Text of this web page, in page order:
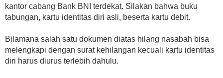
kantor cabang Bank BNI terdekat. Silakan bahwa buku
tabungan, kartu identitas diri asli, beserta kartu debit.
Bilamana salah satu dokumen diatas hilang nasabah bisa
melengkapi dengan surat kehilangan kecuali kartu identitas
diri harus diurus terlebih dahulu.